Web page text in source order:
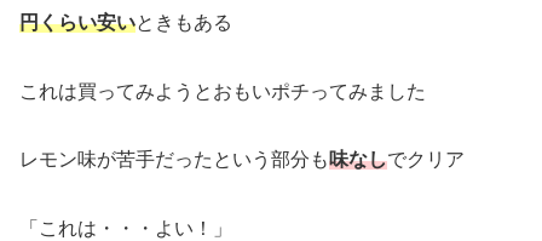
円くらい安いときもある
これは買ってみようとおもいポチってみました
レモン味が苦手だったという部分も味なしでクリア
「これは・・・よい！」